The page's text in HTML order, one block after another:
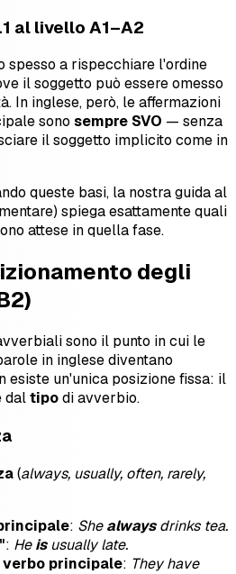
al livello A1–A2
spesso a rispecchiare l'ordine
il soggetto può essere omesso
In inglese, però, le affermazioni
sono sempre SVO — senza
il soggetto implicito come in
queste basi, la nostra guida al
spiega esattamente quali
attese in quella fase.
degli
sono il punto in cui le
in inglese diventano
esiste un'unica posizione fissa: il
daltipodi avverbio.
(always, usually, often, rarely,
: Shealwaysdrinks tea.
: Heisusually late.
principale: They have